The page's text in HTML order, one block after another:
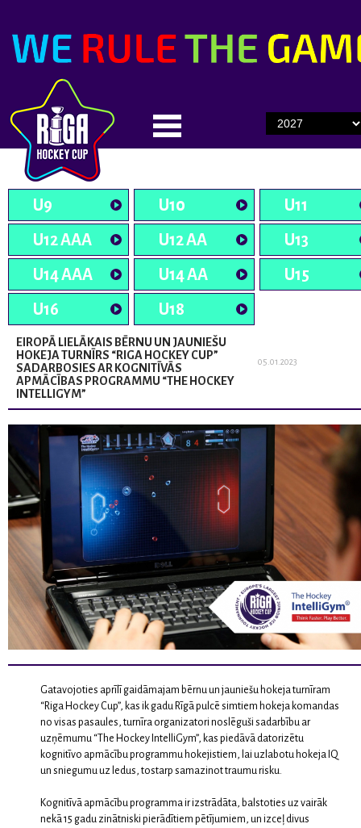
U9 U10
U11
U12 AAA
U12 AA
U13
U14 AAA
U14 AA
U15
U16
U18
EIROPĀ LIELĀKAIS BĒRNU UN JAUNIEŠU
HOKEJA TURNĪRS “RIGA HOCKEY CUP”
SADARBOSIES AR KOGNITĪVĀS
APMĀCĪBAS PROGRAMMU “THE HOCKEY
INTELLIGYM”
05.01.2023
Gatavojoties aprīlī gaidāmajam bērnu un jauniešu hokeja turnīram
“Riga Hockey Cup”, kas ik gadu Rīgā pulcē simtiem hokeja komandas
no visas pasaules, turnīra organizatori noslēguši sadarbību ar
uzņēmumu “The Hockey IntelliGym”, kas piedāvā datorizētu
kognitīvo apmācību programmu hokejistiem, lai uzlabotu hokeja IQ
un sniegumu uz ledus, tostarp samazinot traumu risku.
Kognitīvā apmācību programma ir izstrādāta, balstoties uz vairāk
nekā 15 gadu zinātniski pierādītiem pētījumiem, un izceļ divus